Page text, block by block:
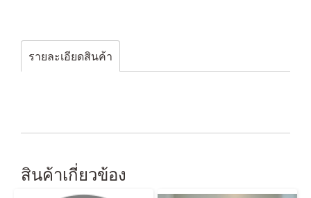
รายละเอียดสินค้า
สินค้าเกี่ยวข้อง